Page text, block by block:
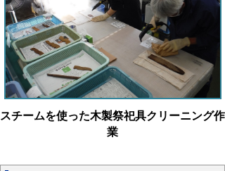
スチームを使った木製祭祀具クリーニング作
業